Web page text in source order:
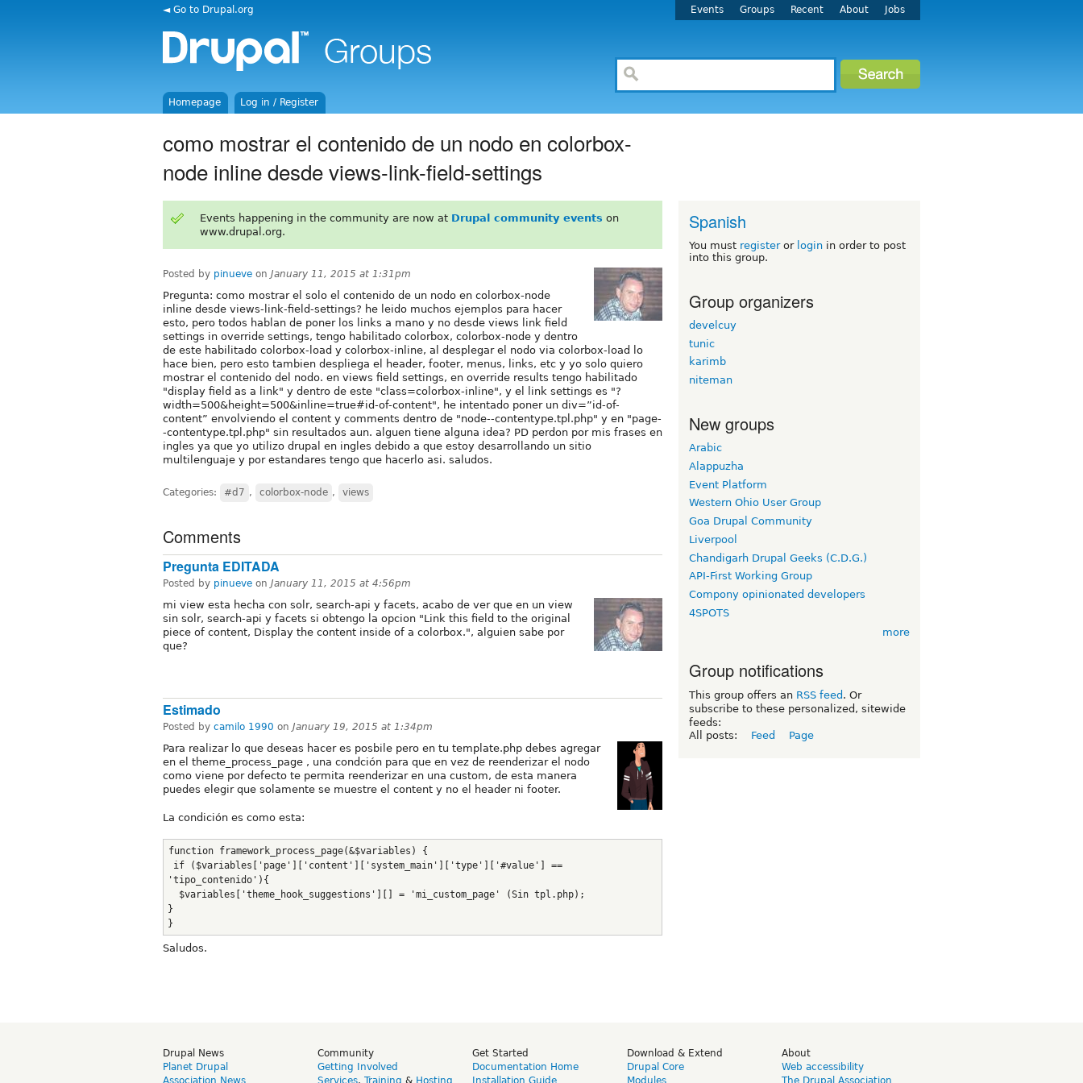
◄ Go to Drupal.org Events Groups Recent About Jobs
Homepage Log in / Register
como mostrar el contenido de un nodo en colorbox-
node inline desde views-link-field-settings
Events happening in the community are now at Drupal community events on
www.drupal.org.
Posted by pinueve on January 11, 2015 at 1:31pm
Pregunta: como mostrar el solo el contenido de un nodo en colorbox-node
inline desde views-link-field-settings? he leido muchos ejemplos para hacer
esto, pero todos hablan de poner los links a mano y no desde views link field
settings in override settings, tengo habilitado colorbox, colorbox-node y dentro
de este habilitado colorbox-load y colorbox-inline, al desplegar el nodo via colorbox-load lo
hace bien, pero esto tambien despliega el header, footer, menus, links, etc y yo solo quiero
mostrar el contenido del nodo. en views field settings, en override results tengo habilitado
"display field as a link" y dentro de este "class=colorbox-inline", y el link settings es "?
width=500&height=500&inline=true#id-of-content", he intentado poner un div=”id-of-
content” envolviendo el content y comments dentro de "node--contentype.tpl.php" y en "page-
-contentype.tpl.php" sin resultados aun. alguen tiene alguna idea? PD perdon por mis frases en
ingles ya que yo utilizo drupal en ingles debido a que estoy desarrollando un sitio
multilenguaje y por estandares tengo que hacerlo asi. saludos.
Categories: #d7 , colorbox-node , views
Comments
Pregunta EDITADA
Posted by pinueve on January 11, 2015 at 4:56pm
mi view esta hecha con solr, search-api y facets, acabo de ver que en un view
sin solr, search-api y facets si obtengo la opcion "Link this field to the original
piece of content, Display the content inside of a colorbox.", alguien sabe por
que?
Estimado
Posted by camilo 1990 on January 19, 2015 at 1:34pm
Para realizar lo que deseas hacer es posbile pero en tu template.php debes agregar
en el theme_process_page , una condción para que en vez de reenderizar el nodo
como viene por defecto te permita reenderizar en una custom, de esta manera
puedes elegir que solamente se muestre el content y no el header ni footer.
La condición es como esta:
function framework_process_page(&$variables) {
'tipo_contenido'){
$variables['theme_hook_suggestions'][] = 'mi_custom_page' (Sin tpl.php);
}
}
Saludos.
Spanish
You must registeror login in order to post
into this group.
Group organizers
develcuy
tunic
karimb
niteman
New groups
Arabic
Alappuzha
Event Platform
Western Ohio User Group
Goa Drupal Community
Liverpool
Chandigarh Drupal Geeks (C.D.G.)
API-First Working Group
Compony opinionated developers
4SPOTS
more
Group notifications
This group offers an RSS feed . Or
subscribe to these personalized, sitewide
feeds:
All posts:
Feed Page
Drupal News
Planet Drupal
Association News
Community
Getting Involved
Services, Training & Hosting
Get Started
Documentation Home
Installation Guide
Download & Extend
Drupal Core
Modules
About
Web accessibility
The Drupal Association